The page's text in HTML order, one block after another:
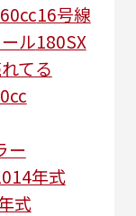
16号線
ル180SX
てる
ー
年式
式